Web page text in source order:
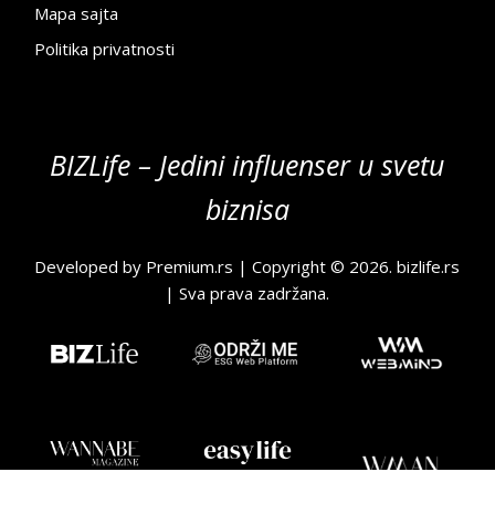
Mapa sajta
Politika privatnosti
BIZLife – Jedini influenser u svetu
biznisa
Developed by Premium.rs | Copyright © 2026.bizlife.rs
| Sva prava zadržana.